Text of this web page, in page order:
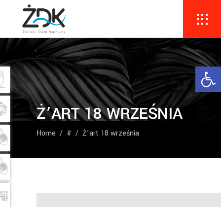
Ż’ART 18 WRZEŚNIA
Home / # / Ż’art 18 września